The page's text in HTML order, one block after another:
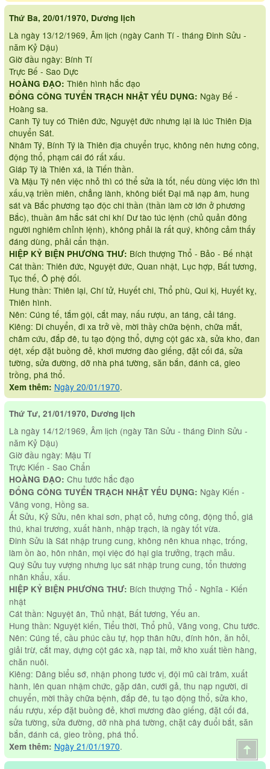
Thứ Ba, 20/01/1970, Dương lịch
Là ngày 13/12/1969, Âm lịch (ngày Canh Tí - tháng Đinh Sửu -
năm Kỷ Dậu)
Giờ đầu ngày: Bính Tí
Trực Bế - Sao Dực
HOÀNG ĐẠO: Thiên hình hắc đạo
ĐỔNG CÔNG TUYỂN TRẠCH NHẬT YẾU DỤNG: Ngày Bế -
Hoàng sa.
Canh Tý tuy có Thiên đức, Nguyệt đức nhưng lại là lúc Thiên Địa
chuyển Sát.
Nhâm Tý, Bính Tý là Thiên địa chuyển trục, không nên hưng công,
động thổ, phạm cái đó rất xấu.
Giáp Tý là Thiên xá, là Tiến thần.
Và Mậu Tý nên việc nhỏ thì có thể sửa là tốt, nếu dùng việc lớn thì
xấu,vạ triền miên, chẳng lành, không biết Đại mã nạp âm, hung
sát và Bắc phương tạo độc chi thần (thần làm cờ lớn ở phương
Bắc), thuần âm hắc sát chi khí Dư tào túc lệnh (chủ quản đông
người nghiêm chỉnh lệnh), không phải là rất quý, không cảm thấy
đáng dùng, phải cẩn thận.
HIỆP KỶ BIỆN PHƯƠNG THƯ: Bích thượng Thổ - Bảo - Bế nhật
Cát thần: Thiên đức, Nguyệt đức, Quan nhật, Lục hợp, Bất tương,
Tục thế, Ô phệ đối.
Hung thần: Thiên lại, Chí tử, Huyết chi, Thổ phù, Qui kị, Huyết kỵ,
Thiên hình.
Nên: Cúng tế, tắm gội, cắt may, nấu rượu, an táng, cải táng.
Kiêng: Di chuyển, đi xa trở về, mời thầy chữa bệnh, chữa mắt,
châm cứu, đắp đê, tu tạo động thổ, dựng cột gác xà, sửa kho, đan
dệt, xếp đặt buồng đẻ, khơi mương đào giếng, đặt cối đá, sửa
tường, sửa đường, dỡ nhà phá tường, săn bắn, đánh cá, gieo
trồng, phá thổ.
Xem thêm: Ngày 20/01/1970.
Thứ Tư, 21/01/1970, Dương lịch
Là ngày 14/12/1969, Âm lịch (ngày Tân Sửu - tháng Đinh Sửu -
năm Kỷ Dậu)
Giờ đầu ngày: Mậu Tí
Trực Kiến - Sao Chẩn
HOÀNG ĐẠO: Chu tước hắc đạo
ĐỔNG CÔNG TUYỂN TRẠCH NHẬT YẾU DỤNG: Ngày Kiến -
Vãng vong, Hồng sa.
Ất Sửu, Kỷ Sửu, nên khai sơn, phạt cỏ, hưng công, động thổ, giá
thú, khai trương, xuất hành, nhập trạch, là ngày tốt vừa.
Đinh Sửu là Sát nhập trung cung, không nên khua nhạc, trống,
làm ồn ào, hôn nhân, mọi việc đó hại gia trưởng, trạch mẫu.
Quý Sửu tuy vượng nhưng lục sát nhập trung cung, tổn thương
nhân khẩu, xấu.
HIỆP KỶ BIỆN PHƯƠNG THƯ: Bích thượng Thổ - Nghĩa - Kiến
nhật
Cát thần: Nguyệt ân, Thủ nhật, Bất tương, Yếu an.
Hung thần: Nguyệt kiến, Tiểu thời, Thổ phủ, Vãng vong, Chu tước.
Nên: Cúng tế, cầu phúc cầu tự, họp thân hữu, đính hôn, ăn hỏi,
giải trừ, cắt may, dựng cột gác xà, nạp tài, mở kho xuất tiền hàng,
chăn nuôi.
Kiêng: Dâng biểu sớ, nhận phong tước vị, đội mũ cài trâm, xuất
hành, lên quan nhậm chức, gặp dân, cưới gả, thu nạp người, di
chuyển, mời thầy chữa bệnh, đắp đê, tu tạo động thổ, sửa kho,
nấu rượu, xếp đặt buồng đẻ, khơi mương đào giếng, đặt cối đá,
sửa tường, sửa đường, dỡ nhà phá tường, chặt cây đuổi bắt, săn
bắn, đánh cá, gieo trồng, phá thổ.
Xem thêm: Ngày 21/01/1970.